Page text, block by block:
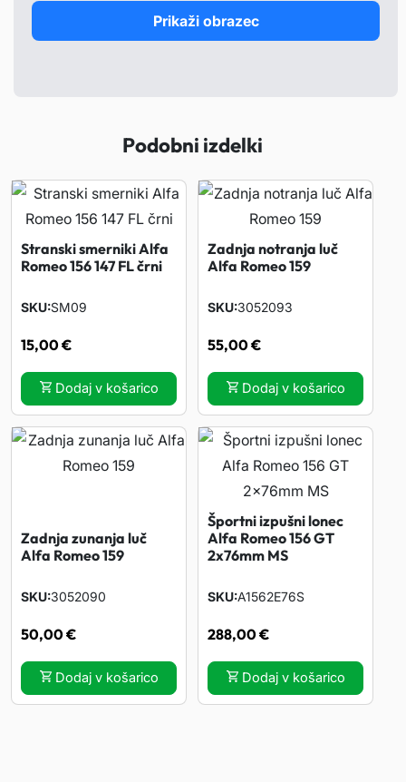
Prikaži obrazec
Podobni izdelki
Stranski smerniki Alfa
Romeo 156 147 FL črni
SKU SM09
15,00€
Dodaj v košarico
Zadnja notranja luč
Alfa Romeo 159
SKU 3052093
55,00€
Dodaj v košarico
Zadnja zunanja luč
Alfa Romeo 159
SKU 3052090
50,00€
Dodaj v košarico
Športni izpušni lonec
Alfa Romeo 156 GT
2x76mm MS
SKU A1562E76S
288,00€
Dodaj v košarico